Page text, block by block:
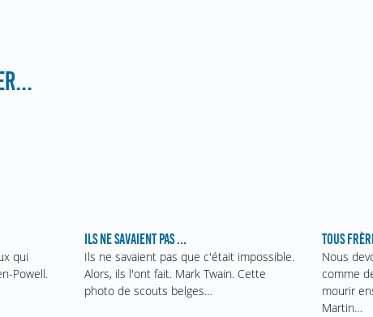
qui
Powell.
ILS NE SAVAIENT PAS ...
Ils ne savaient pas que c'était impossible.
Alors, ils l'ont fait. Mark Twain. Cette
photo de scouts belges…
TOUS
Nous
comme
mourir
Martin…